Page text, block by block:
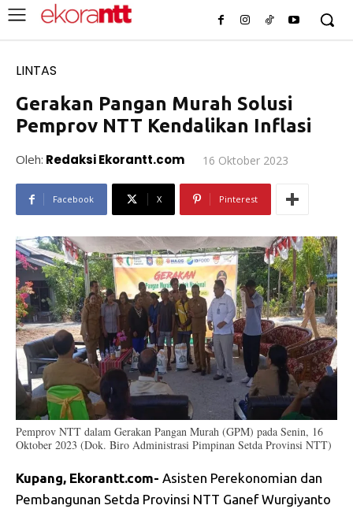
LINTAS
Gerakan Pangan Murah Solusi
Pemprov NTT Kendalikan Inflasi
Oleh: Redaksi Ekorantt.com 16 Oktober 2023
Facebook X Pinterest
Pemprov NTT dalam Gerakan Pangan Murah (GPM) pada Senin, 16
Oktober 2023 (Dok. Biro Administrasi Pimpinan Setda Provinsi NTT)
Kupang, Ekorantt.com- Asisten Perekonomian dan
Pembangunan Setda Provinsi NTT Ganef Wurgiyanto